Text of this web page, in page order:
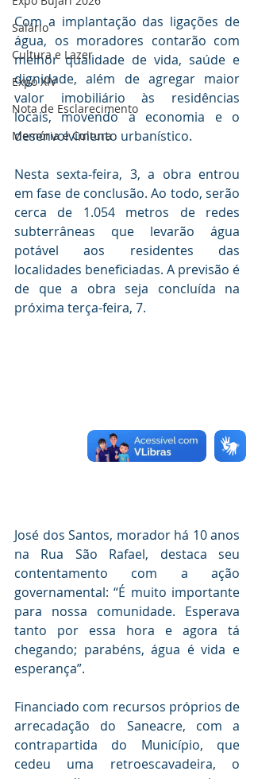
Salário
Cultura e Lazer
Expo XIV
Nota de Esclarecimento
Memória e Cultura
Com a implantação das ligações de
água, os moradores contarão com
melhor qualidade de vida, saúde e
dignidade, além de agregar maior
valor imobiliário às residências
locais, movendo a economia e o
desenvolvimento urbanístico.
Nesta sexta-feira, 3, a obra entrou
em fase de conclusão. Ao todo, serão
cerca de 1.054 metros de redes
subterrâneas que levarão água
potável aos residentes das
localidades beneficiadas. A previsão é
de que a obra seja concluída na
próxima terça-feira, 7.
José dos Santos, morador há 10 anos
na Rua São Rafael, destaca seu
contentamento com a ação
governamental: “É muito importante
para nossa comunidade. Esperava
tanto por essa hora e agora tá
chegando; parabéns, água é vida e
esperança”.
Financiado com recursos próprios de
arrecadação do Saneacre, com a
contrapartida do Município, que
cedeu uma retroescavadeira, o